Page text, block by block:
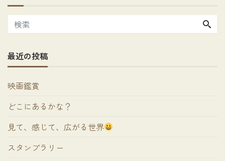
最近の投稿
映画鑑賞
どこにあるかな？
見て、感じて、広がる世界
スタンプラリー